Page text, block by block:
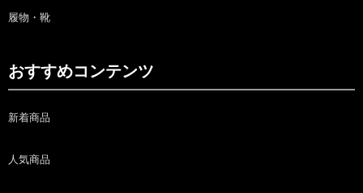
履物・靴
おすすめコンテンツ
新着商品
人気商品